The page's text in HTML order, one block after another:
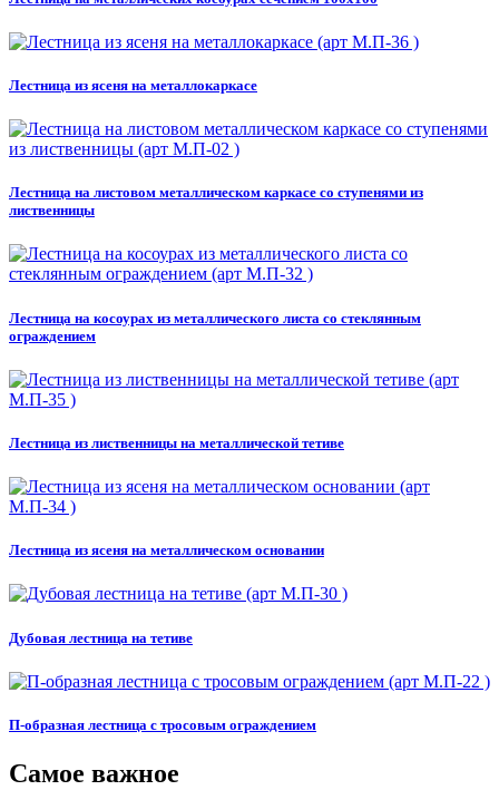
Лестница из ясеня на металлокаркасе
Лестница на листовом металлическом каркасе со ступенями из
лиственницы
Лестница на косоурах из металлического листа со стеклянным
ограждением
Лестница из лиственницы на металлической тетиве
Лестница из ясеня на металлическом основании
Дубовая лестница на тетиве
П-образная лестница с тросовым ограждением
Самое важное